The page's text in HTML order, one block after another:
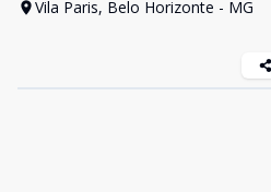
Vila Paris, Belo Horizonte - MG